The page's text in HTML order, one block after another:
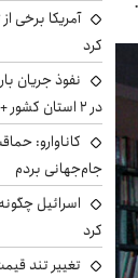
آمریکا برخی
کرد
نفوذ جریان
در ۲ استان کشور +هواشناسی فردا
کاناوارو:
جام‌جهانی بردم
اسرائیل
کرد
تغییر تند